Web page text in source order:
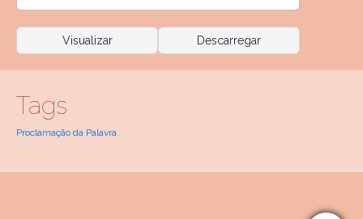
Visualizar Descarregar
Tags
Proclamação da Palavra